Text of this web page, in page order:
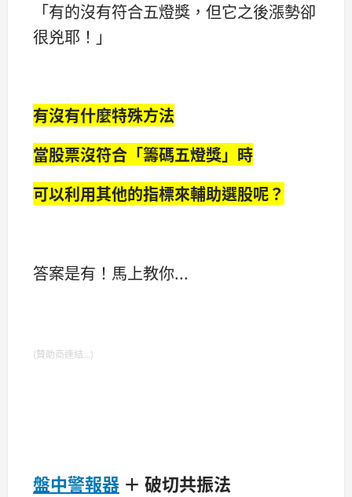
「有的沒有符合五燈獎，但它之後漲勢卻
很兇耶！」
有沒有什麼特殊方法
當股票沒符合「籌碼五燈獎」時
可以利用其他的指標來輔助選股呢？
答案是有！馬上教你...
(贊助商連結...)
盤中警報器 ＋ 破切共振法